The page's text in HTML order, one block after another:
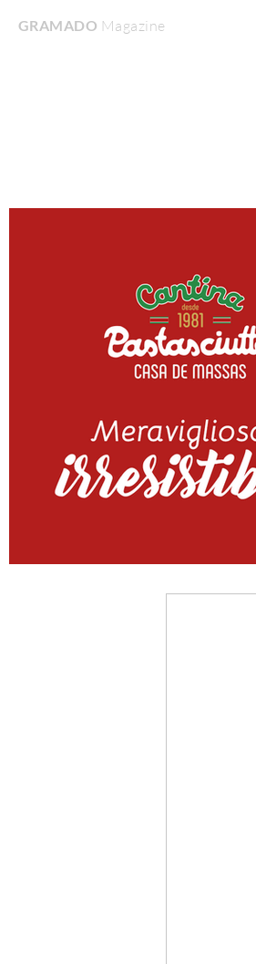
GRAMADO MagazineHome